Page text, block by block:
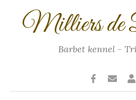
Milliers de
Barbet kennel -